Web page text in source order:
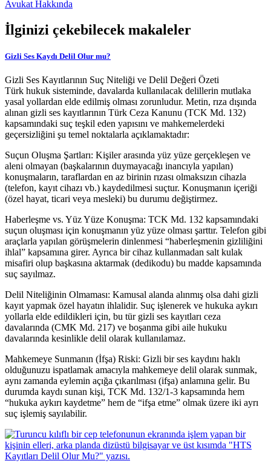
Avukat Hakkında
İlginizi çekebilecek makaleler
Gizli Ses Kaydı Delil Olur mu?
Gizli Ses Kayıtlarının Suç Niteliği ve Delil Değeri Özeti
Türk hukuk sisteminde, davalarda kullanılacak delillerin mutlaka
yasal yollardan elde edilmiş olması zorunludur. Metin, rıza dışında
alınan gizli ses kayıtlarının Türk Ceza Kanunu (TCK Md. 132)
kapsamındaki suç teşkil eden yapısını ve mahkemelerdeki
geçersizliğini şu temel noktalarla açıklamaktadır:
Suçun Oluşma Şartları: Kişiler arasında yüz yüze gerçekleşen ve
aleni olmayan (başkalarının duymayacağı inancıyla yapılan)
konuşmaların, taraflardan en az birinin rızası olmaksızın cihazla
(telefon, kayıt cihazı vb.) kaydedilmesi suçtur. Konuşmanın içeriği
(özel hayat, ticari veya mesleki) bu durumu değiştirmez.
Haberleşme vs. Yüz Yüze Konuşma: TCK Md. 132 kapsamındaki
suçun oluşması için konuşmanın yüz yüze olması şarttır. Telefon gibi
araçlarla yapılan görüşmelerin dinlenmesi “haberleşmenin gizliliğini
ihlal” kapsamına girer. Ayrıca bir cihaz kullanmadan salt kulak
misafiri olup başkasına aktarmak (dedikodu) bu madde kapsamında
suç sayılmaz.
Delil Niteliğinin Olmaması: Kamusal alanda alınmış olsa dahi gizli
kayıt yapmak özel hayatın ihlalidir. Suç işlenerek ve hukuka aykırı
yollarla elde edildikleri için, bu tür gizli ses kayıtları ceza
davalarında (CMK Md. 217) ve boşanma gibi aile hukuku
davalarında kesinlikle delil olarak kullanılamaz.
Mahkemeye Sunmanın (İfşa) Riski: Gizli bir ses kaydını haklı
olduğunuzu ispatlamak amacıyla mahkemeye delil olarak sunmak,
aynı zamanda eylemin açığa çıkarılması (ifşa) anlamına gelir. Bu
durumda kaydı sunan kişi, TCK Md. 132/1-3 kapsamında hem
“hukuka aykırı kaydetme” hem de “ifşa etme” olmak üzere iki ayrı
suç işlemiş sayılabilir.